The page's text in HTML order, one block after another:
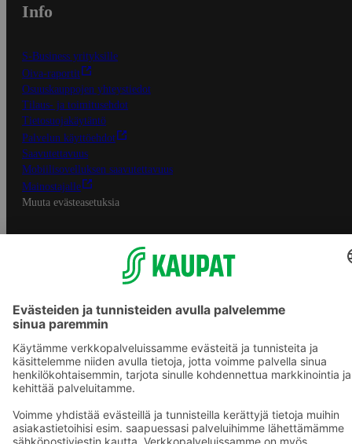
Info
S-Business yrityksille
Oiva-raportit
Osuuskauppojen yhteystiedot
Tilaus- ja toimitusehdot
Tietosuojakäytäntö
Palvelun käyttöehdot
Saavutettavuus
Mobiilisovelluksen saavutettavuus
Mainostajalle
Muuta evästeasetuksia
S-ryhmän palvelut
S-ryhmä
Asiakasomistajuus
Yhteishyvä Ruoka -sovellus
S-ostoslista -sovellus
Prisma.fi
Sokos.fi
S-Pankki
Yhteishyvä